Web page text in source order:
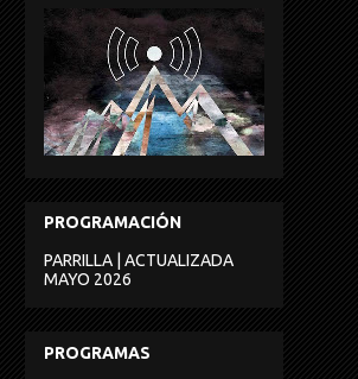
PROGRAMACIÓN
PARRILLA | ACTUALIZADA
MAYO 2026
PROGRAMAS